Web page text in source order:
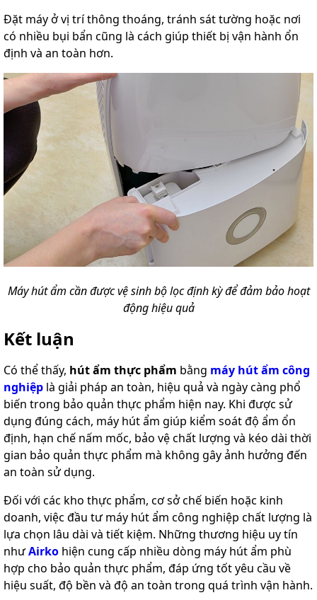
Đặt máy ở vị trí thông thoáng, tránh sát tường hoặc nơi
có nhiều bụi bẩn cũng là cách giúp thiết bị vận hành ổn
định và an toàn hơn.
Máy hút ẩm cần được vệ sinh bộ lọc định kỳ để đảm bảo hoạt
động hiệu quả
Kết luận
Có thể thấy, hút ẩm thực phẩm bằng máy hút ẩm công
nghiệp là giải pháp an toàn, hiệu quả và ngày càng phổ
biến trong bảo quản thực phẩm hiện nay. Khi được sử
dụng đúng cách, máy hút ẩm giúp kiểm soát độ ẩm ổn
định, hạn chế nấm mốc, bảo vệ chất lượng và kéo dài thời
gian bảo quản thực phẩm mà không gây ảnh hưởng đến
an toàn sử dụng.
Đối với các kho thực phẩm, cơ sở chế biến hoặc kinh
doanh, việc đầu tư máy hút ẩm công nghiệp chất lượng là
lựa chọn lâu dài và tiết kiệm. Những thương hiệu uy tín
nhưAirko hiện cung cấp nhiều dòng máy hút ẩm phù
hợp cho bảo quản thực phẩm, đáp ứng tốt yêu cầu về
hiệu suất, độ bền và độ an toàn trong quá trình vận hành.